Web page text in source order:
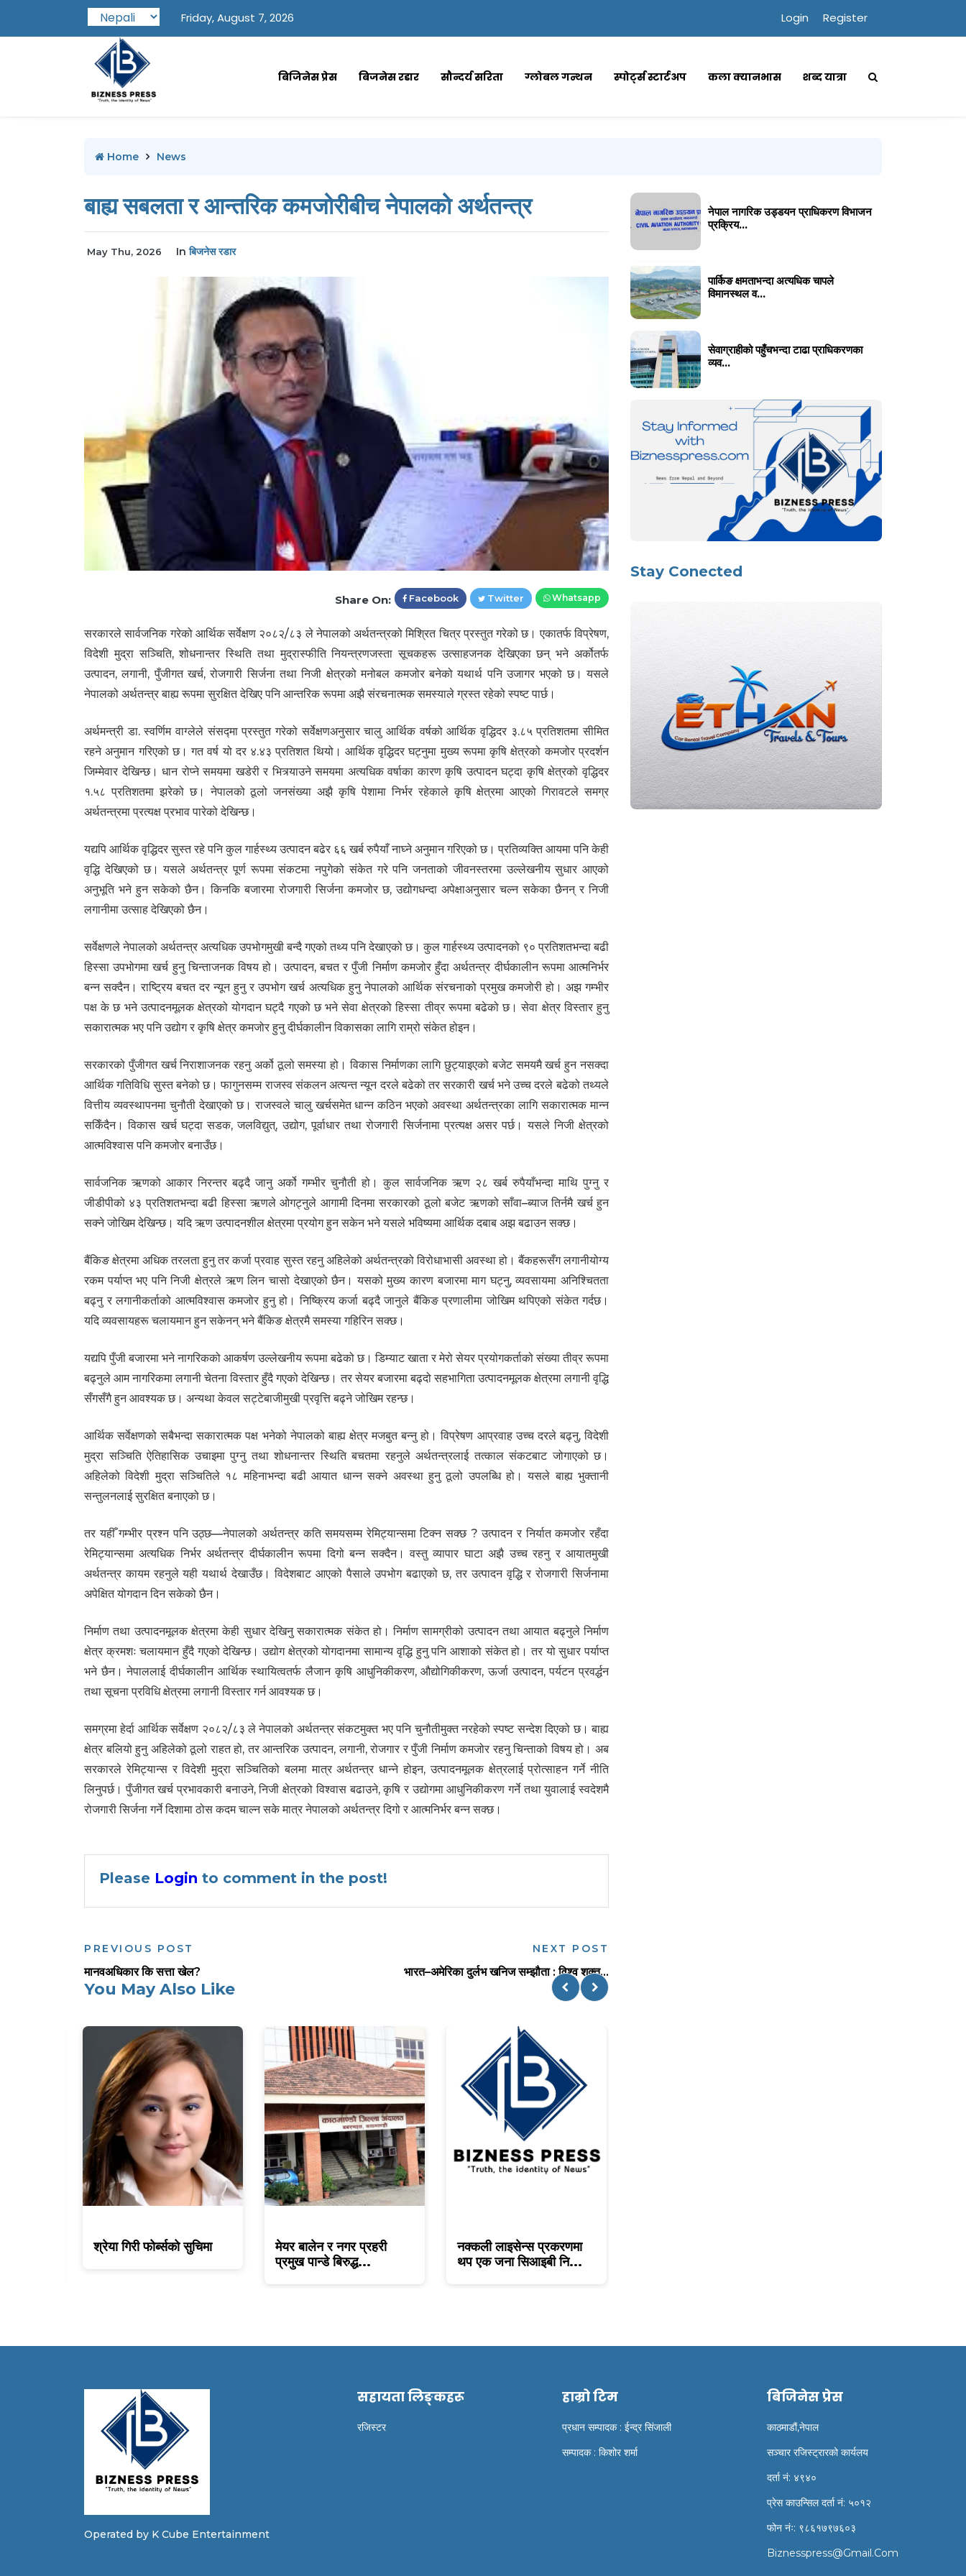
Friday, August 7, 2026 Login Register
बिजिनेस प्रेस बिजनेस रडार सौन्दर्य सरिता ग्लोबल गन्थन स्पोर्ट्स स्टार्टअप कला क्यानभास शब्द यात्रा
Home News
बाह्य सबलता र आन्तरिक कमजोरीबीच नेपालको अर्थतन्त्र
May Thu, 2026 Inबिजनेस रडार
Share On: Facebook Twitter Whatsapp
सरकारले सार्वजनिक गरेको आर्थिक सर्वेक्षण २०८२/८३ ले नेपालको अर्थतन्त्रको मिश्रित चित्र प्रस्तुत गरेको छ। एकातर्फ विप्रेषण,
विदेशी मुद्रा सञ्चिति, शोधनान्तर स्थिति तथा मुद्रास्फीति नियन्त्रणजस्ता सूचकहरू उत्साहजनक देखिएका छन् भने अर्कोतर्फ
उत्पादन, लगानी, पुँजीगत खर्च, रोजगारी सिर्जना तथा निजी क्षेत्रको मनोबल कमजोर बनेको यथार्थ पनि उजागर भएको छ। यसले
नेपालको अर्थतन्त्र बाह्य रूपमा सुरक्षित देखिए पनि आन्तरिक रूपमा अझै संरचनात्मक समस्याले ग्रस्त रहेको स्पष्ट पार्छ।
अर्थमन्त्री डा. स्वर्णिम वाग्लेले संसद्मा प्रस्तुत गरेको सर्वेक्षणअनुसार चालु आर्थिक वर्षको आर्थिक वृद्धिदर ३.८५ प्रतिशतमा सीमित
रहने अनुमान गरिएको छ। गत वर्ष यो दर ४.४३ प्रतिशत थियो। आर्थिक वृद्धिदर घट्नुमा मुख्य रूपमा कृषि क्षेत्रको कमजोर प्रदर्शन
जिम्मेवार देखिन्छ। धान रोप्ने समयमा खडेरी र भित्र्याउने समयमा अत्यधिक वर्षाका कारण कृषि उत्पादन घट्दा कृषि क्षेत्रको वृद्धिदर
१.५८ प्रतिशतमा झरेको छ। नेपालको ठूलो जनसंख्या अझै कृषि पेशामा निर्भर रहेकाले कृषि क्षेत्रमा आएको गिरावटले समग्र
अर्थतन्त्रमा प्रत्यक्ष प्रभाव पारेको देखिन्छ।
यद्यपि आर्थिक वृद्धिदर सुस्त रहे पनि कुल गार्हस्थ्य उत्पादन बढेर ६६ खर्ब रुपैयाँ नाघ्ने अनुमान गरिएको छ। प्रतिव्यक्ति आयमा पनि केही
वृद्धि देखिएको छ। यसले अर्थतन्त्र पूर्ण रूपमा संकटमा नपुगेको संकेत गरे पनि जनताको जीवनस्तरमा उल्लेखनीय सुधार आएको
अनुभूति भने हुन सकेको छैन। किनकि बजारमा रोजगारी सिर्जना कमजोर छ, उद्योगधन्दा अपेक्षाअनुसार चल्न सकेका छैनन् र निजी
लगानीमा उत्साह देखिएको छैन।
सर्वेक्षणले नेपालको अर्थतन्त्र अत्यधिक उपभोगमुखी बन्दै गएको तथ्य पनि देखाएको छ। कुल गार्हस्थ्य उत्पादनको ९० प्रतिशतभन्दा बढी
हिस्सा उपभोगमा खर्च हुनु चिन्ताजनक विषय हो। उत्पादन, बचत र पुँजी निर्माण कमजोर हुँदा अर्थतन्त्र दीर्घकालीन रूपमा आत्मनिर्भर
बन्न सक्दैन। राष्ट्रिय बचत दर न्यून हुनु र उपभोग खर्च अत्यधिक हुनु नेपालको आर्थिक संरचनाको प्रमुख कमजोरी हो। अझ गम्भीर
पक्ष के छ भने उत्पादनमूलक क्षेत्रको योगदान घट्दै गएको छ भने सेवा क्षेत्रको हिस्सा तीव्र रूपमा बढेको छ। सेवा क्षेत्र विस्तार हुनु
सकारात्मक भए पनि उद्योग र कृषि क्षेत्र कमजोर हुनु दीर्घकालीन विकासका लागि राम्रो संकेत होइन।
सरकारको पुँजीगत खर्च निराशाजनक रहनु अर्को ठूलो समस्या हो। विकास निर्माणका लागि छुट्याइएको बजेट समयमै खर्च हुन नसक्दा
आर्थिक गतिविधि सुस्त बनेको छ। फागुनसम्म राजस्व संकलन अत्यन्त न्यून दरले बढेको तर सरकारी खर्च भने उच्च दरले बढेको तथ्यले
वित्तीय व्यवस्थापनमा चुनौती देखाएको छ। राजस्वले चालु खर्चसमेत धान्न कठिन भएको अवस्था अर्थतन्त्रका लागि सकारात्मक मान्न
सकिँदैन। विकास खर्च घट्दा सडक, जलविद्युत्, उद्योग, पूर्वाधार तथा रोजगारी सिर्जनामा प्रत्यक्ष असर पर्छ। यसले निजी क्षेत्रको
आत्मविश्वास पनि कमजोर बनाउँछ।
सार्वजनिक ऋणको आकार निरन्तर बढ्दै जानु अर्को गम्भीर चुनौती हो। कुल सार्वजनिक ऋण २८ खर्ब रुपैयाँभन्दा माथि पुग्नु र
जीडीपीको ४३ प्रतिशतभन्दा बढी हिस्सा ऋणले ओगट्नुले आगामी दिनमा सरकारको ठूलो बजेट ऋणको साँवा–ब्याज तिर्नमै खर्च हुन
सक्ने जोखिम देखिन्छ। यदि ऋण उत्पादनशील क्षेत्रमा प्रयोग हुन सकेन भने यसले भविष्यमा आर्थिक दबाब अझ बढाउन सक्छ।
बैंकिङ क्षेत्रमा अधिक तरलता हुनु तर कर्जा प्रवाह सुस्त रहनु अहिलेको अर्थतन्त्रको विरोधाभासी अवस्था हो। बैंकहरूसँग लगानीयोग्य
रकम पर्याप्त भए पनि निजी क्षेत्रले ऋण लिन चासो देखाएको छैन। यसको मुख्य कारण बजारमा माग घट्नु, व्यवसायमा अनिश्चितता
बढ्नु र लगानीकर्ताको आत्मविश्वास कमजोर हुनु हो। निष्क्रिय कर्जा बढ्दै जानुले बैंकिङ प्रणालीमा जोखिम थपिएको संकेत गर्दछ।
यदि व्यवसायहरू चलायमान हुन सकेनन् भने बैंकिङ क्षेत्रमै समस्या गहिरिन सक्छ।
यद्यपि पुँजी बजारमा भने नागरिकको आकर्षण उल्लेखनीय रूपमा बढेको छ। डिम्याट खाता र मेरो सेयर प्रयोगकर्ताको संख्या तीव्र रूपमा
बढ्नुले आम नागरिकमा लगानी चेतना विस्तार हुँदै गएको देखिन्छ। तर सेयर बजारमा बढ्दो सहभागिता उत्पादनमूलक क्षेत्रमा लगानी वृद्धि
सँगसँगै हुन आवश्यक छ। अन्यथा केवल सट्टेबाजीमुखी प्रवृत्ति बढ्ने जोखिम रहन्छ।
आर्थिक सर्वेक्षणको सबैभन्दा सकारात्मक पक्ष भनेको नेपालको बाह्य क्षेत्र मजबुत बन्नु हो। विप्रेषण आप्रवाह उच्च दरले बढ्नु, विदेशी
मुद्रा सञ्चिति ऐतिहासिक उचाइमा पुग्नु तथा शोधनान्तर स्थिति बचतमा रहनुले अर्थतन्त्रलाई तत्काल संकटबाट जोगाएको छ।
अहिलेको विदेशी मुद्रा सञ्चितिले १८ महिनाभन्दा बढी आयात धान्न सक्ने अवस्था हुनु ठूलो उपलब्धि हो। यसले बाह्य भुक्तानी
सन्तुलनलाई सुरक्षित बनाएको छ।
तर यहीँ गम्भीर प्रश्न पनि उठ्छ—नेपालको अर्थतन्त्र कति समयसम्म रेमिट्यान्समा टिक्न सक्छ ? उत्पादन र निर्यात कमजोर रहँदा
रेमिट्यान्समा अत्यधिक निर्भर अर्थतन्त्र दीर्घकालीन रूपमा दिगो बन्न सक्दैन। वस्तु व्यापार घाटा अझै उच्च रहनु र आयातमुखी
अर्थतन्त्र कायम रहनुले यही यथार्थ देखाउँछ। विदेशबाट आएको पैसाले उपभोग बढाएको छ, तर उत्पादन वृद्धि र रोजगारी सिर्जनामा
अपेक्षित योगदान दिन सकेको छैन।
निर्माण तथा उत्पादनमूलक क्षेत्रमा केही सुधार देखिनु सकारात्मक संकेत हो। निर्माण सामग्रीको उत्पादन तथा आयात बढ्नुले निर्माण
क्षेत्र क्रमशः चलायमान हुँदै गएको देखिन्छ। उद्योग क्षेत्रको योगदानमा सामान्य वृद्धि हुनु पनि आशाको संकेत हो। तर यो सुधार पर्याप्त
भने छैन। नेपाललाई दीर्घकालीन आर्थिक स्थायित्वतर्फ लैजान कृषि आधुनिकीकरण, औद्योगिकीकरण, ऊर्जा उत्पादन, पर्यटन प्रवर्द्धन
तथा सूचना प्रविधि क्षेत्रमा लगानी विस्तार गर्न आवश्यक छ।
समग्रमा हेर्दा आर्थिक सर्वेक्षण २०८२/८३ ले नेपालको अर्थतन्त्र संकटमुक्त भए पनि चुनौतीमुक्त नरहेको स्पष्ट सन्देश दिएको छ। बाह्य
क्षेत्र बलियो हुनु अहिलेको ठूलो राहत हो, तर आन्तरिक उत्पादन, लगानी, रोजगार र पुँजी निर्माण कमजोर रहनु चिन्ताको विषय हो। अब
सरकारले रेमिट्यान्स र विदेशी मुद्रा सञ्चितिको बलमा मात्र अर्थतन्त्र धान्ने होइन, उत्पादनमूलक क्षेत्रलाई प्रोत्साहन गर्ने नीति
लिनुपर्छ। पुँजीगत खर्च प्रभावकारी बनाउने, निजी क्षेत्रको विश्वास बढाउने, कृषि र उद्योगमा आधुनिकीकरण गर्ने तथा युवालाई स्वदेशमै
रोजगारी सिर्जना गर्ने दिशामा ठोस कदम चाल्न सके मात्र नेपालको अर्थतन्त्र दिगो र आत्मनिर्भर बन्न सक्छ।
Please Login to comment in the post!
PREVIOUS POST
मानवअधिकार कि सत्ता खेल?
NEXT POST
भारत–अमेरिका दुर्लभ खनिज सम्झौता : विश्व शक्त...
You May Also Like
श्रेया गिरी फोर्ब्सको सुचिमा
मेयर बालेन र नगर प्रहरी
प्रमुख पान्डे बिरुद्ध...
नक्कली लाइसेन्स प्रकरणमा
थप एक जना सिआइबी नि...
नेपाल नागरिक उड्डयन प्राधिकरण विभाजन
प्रक्रिय...
पार्किङ क्षमताभन्दा अत्यधिक चापले
विमानस्थल व...
सेवाग्राहीको पहुँचभन्दा टाढा प्राधिकरणका
व्यव...
Stay Conected
Operated by K Cube Entertainment
सहायता लिङ्कहरू
रजिस्टर
हाम्रो टिम
प्रधान सम्पादक : ईन्द्र सिंजाली
सम्पादक : किशोर शर्मा
बिजिनेस प्रेस
काठमाडौं,नेपाल
सञ्चार रजिस्ट्रारको कार्यलय
दर्ता नं: ४९४०
प्रेस काउन्सिल दर्ता नं: ५०१२
फोन नंः: ९८६१७९७६०३
Biznesspress@gmail.com